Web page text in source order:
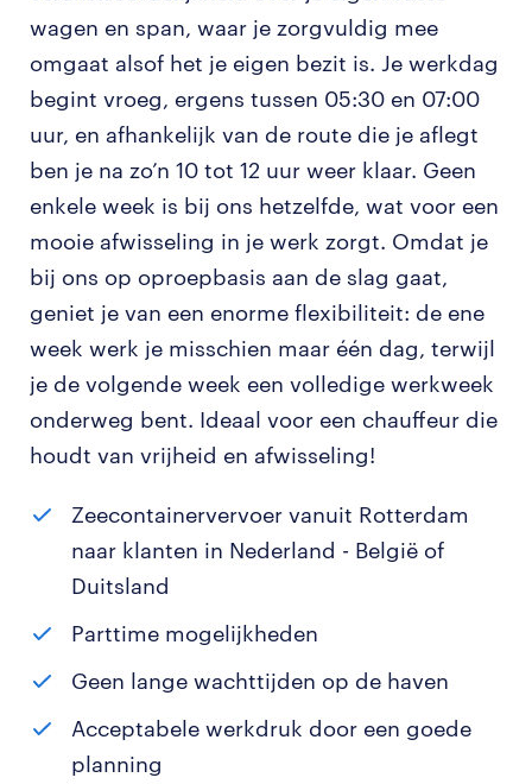
wagen en span, waar je zorgvuldig mee
omgaat alsof het je eigen bezit is. Je werkdag
begint vroeg, ergens tussen 05:30 en 07:00
uur, en afhankelijk van de route die je aflegt
ben je na zo’n 10 tot 12 uur weer klaar. Geen
enkele week is bij ons hetzelfde, wat voor een
mooie afwisseling in je werk zorgt. Omdat je
bij ons op oproepbasis aan de slag gaat,
geniet je van een enorme flexibiliteit: de ene
week werk je misschien maar één dag, terwijl
je de volgende week een volledige werkweek
onderweg bent. Ideaal voor een chauffeur die
houdt van vrijheid en afwisseling!
Zeecontainervervoer vanuit Rotterdam
naar klanten in Nederland - België of
Duitsland
Parttime mogelijkheden
Geen lange wachttijden op de haven
Acceptabele werkdruk door een goede
planning